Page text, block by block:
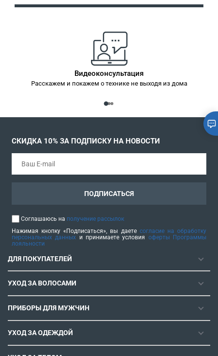
Видеоконсультация
Расскажем и покажем о технике не выходя из дома
ДЛЯ ПОКУПАТЕЛЕЙ
ГАРАНТИЯ
РЕМОНТОПРИГОДНОСТЬ
ИНСТРУКЦИИ И FAQ
КОНТАКТЫ И РЕКВИЗИТЫ
УХОД ЗА ВОЛОСАМИ
ФЕНЫ
ФЕН-ЩЕТКИ
СТАЙЛЕРЫ
ПРИБОРЫ ДЛЯ МУЖЧИН
МАШИНКИ ДЛЯ СТРИЖКИ
ТРИММЕРЫ
УХОД ЗА ОДЕЖДОЙ
ПАРОГЕНЕРАТОРЫ
СКИДКА 10% ЗА ПОДПИСКУ НА НОВОСТИ
ПОДПИСАТЬСЯ
Соглашаюсь на получение рассылок
Нажимая кнопку «Подписаться», вы даете согласие на обработку
персональных данных и принимаете условия оферты Программы
лояльности